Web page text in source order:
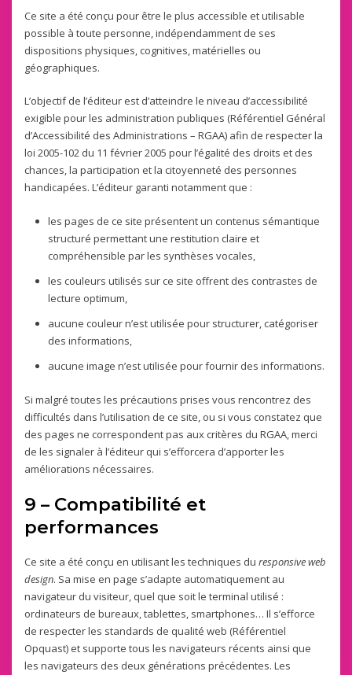
Ce site a été conçu pour être le plus accessible et utilisable
possible à toute personne, indépendamment de ses
dispositions physiques, cognitives, matérielles ou
géographiques.
L’objectif de l’éditeur est d’atteindre le niveau d’accessibilité
exigible pour les administration publiques (Référentiel Général
d’Accessibilité des Administrations – RGAA) afin de respecter la
loi 2005-102 du 11 février 2005 pour l’égalité des droits et des
chances, la participation et la citoyenneté des personnes
handicapées. L’éditeur garanti notamment que :
les pages de ce site présentent un contenus sémantique
structuré permettant une restitution claire et
compréhensible par les synthèses vocales,
les couleurs utilisés sur ce site offrent des contrastes de
lecture optimum,
aucune couleur n’est utilisée pour structurer, catégoriser
des informations,
aucune image n’est utilisée pour fournir des informations.
Si malgré toutes les précautions prises vous rencontrez des
difficultés dans l’utilisation de ce site, ou si vous constatez que
des pages ne correspondent pas aux critères du RGAA, merci
de les signaler à l’éditeur qui s’efforcera d’apporter les
améliorations nécessaires.
9 – Compatibilité et
performances
Ce site a été conçu en utilisant les techniques duresponsive web
design. Sa mise en page s’adapte automatiquement au
navigateur du visiteur, quel que soit le terminal utilisé :
ordinateurs de bureaux, tablettes, smartphones… Il s’efforce
de respecter les standards de qualité web (Référentiel
Opquast) et supporte tous les navigateurs récents ainsi que
les navigateurs des deux générations précédentes. Les